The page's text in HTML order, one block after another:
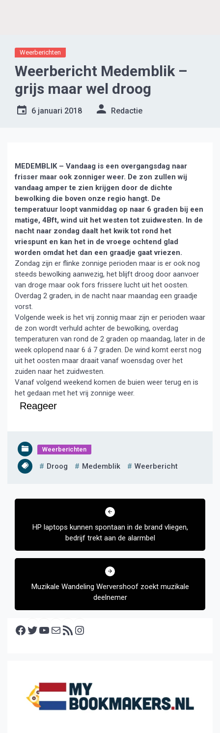
Weerberichten
Weerbericht Medemblik –
grijs maar wel droog
6 januari 2018 Redactie
MEDEMBLIK – Vandaag is een overgangsdag naar
frisser maar ook zonniger weer. De zon zullen wij
vandaag amper te zien krijgen door de dichte
bewolking die boven onze regio hangt. De
temperatuur loopt vanmiddag op naar 6 graden bij een
matige, 4Bft, wind uit het westen tot zuidwesten. In de
nacht naar zondag daalt het kwik tot rond het
vriespunt en kan het in de vroege ochtend glad
worden omdat het dan een graadje gaat vriezen.
Zondag zijn er flinke zonnige perioden maar is er ook nog
steeds bewolking aanwezig, het blijft droog door aanvoer
van droge maar ook fors frissere lucht uit het oosten.
Overdag 2 graden, in de nacht naar maandag een graadje
vorst.
Volgende week is het vrij zonnig maar zijn er perioden waar
de zon wordt verhuld achter de bewolking, overdag
temperaturen van rond de 2 graden op maandag, later in de
week oplopend naar 6 á 7 graden. De wind komt eerst nog
uit het oosten maar draait vanaf woensdag over het
zuiden naar het zuidwesten.
Vanaf volgend weekend komen de buien weer terug en is
het gedaan met het vrij zonnige weer.
Reageer
Weerberichten
Droog Medemblik Weerbericht
Bericht
HP laptops kunnen spontaan in de brand vliegen,
bedrijf trekt aan de alarmbel
Muzikale Wandeling Wervershoof zoekt muzikale
deelnemer
Facebook Twitter YouTube E-mail RSS feed